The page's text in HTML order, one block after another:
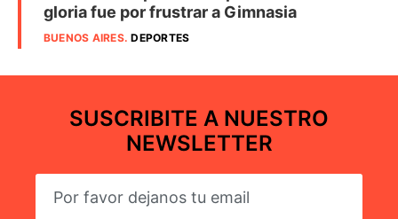
gloria fue por frustrar a Gimnasia
BUENOS AIRES.DEPORTES
SUSCRIBITE A NUESTRO
NEWSLETTER